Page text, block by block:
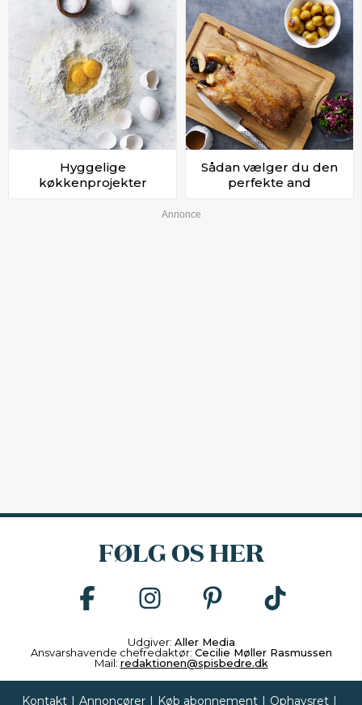
Hyggelige
køkkenprojekter
Sådan vælger du den
perfekte and
FØLG OS HER
Udgiver: Aller Media
Ansvarshavende chefredaktør: Cecilie Møller Rasmussen
Mail: redaktionen@spisbedre.dk
Kontakt | Annoncører | Køb abonnement | Ophavsret |